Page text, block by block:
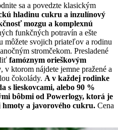
sa a povedzte klasickým
hladinu cukru a inzulínový
mozgu a komplexnú
funkčných potravín a ešte
môžete svojich priateľov a rodinu
stromčekom. Presladené
famóznym orieškovým
, v ktorom nájdete jemne pražené a
čokolády. A v každej rodinke
s lieskovcami, alebo 90 %
bôbmi od Powerlogy, ktorá je
hmoty a javorového cukru. Cena